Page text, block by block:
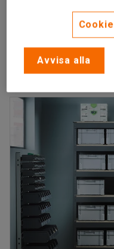
Avrullare för
2 249 kr
Avvisa alla